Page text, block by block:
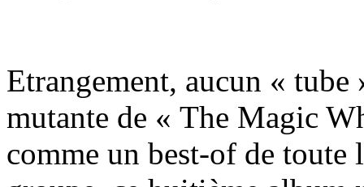
Etrangement, aucun « tube
mutante de « The Magic
comme un best-of de toute